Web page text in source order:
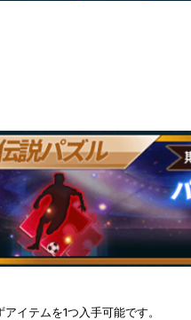
イテムを1つ入手可能です。